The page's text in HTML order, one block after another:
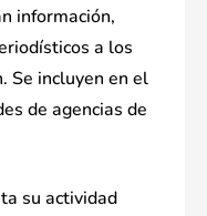
información,
a los
Se incluyen en el
de agencias de
su actividad